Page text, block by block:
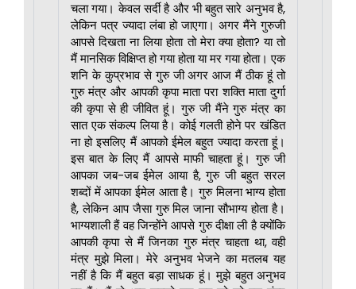
चला गया। केवल सर्दी है और भी बहुत सारे अनुभव है,
लेकिन पत्र ज्यादा लंबा हो जाएगा। अगर मैंने गुरुजी
आपसे दिखता ना लिया होता तो मेरा क्या होता? या तो
मैं मानसिक विक्षिप्त हो गया होता या मर गया होता। एक
शनि के कुप्रभाव से गुरु जी अगर आज मैं ठीक हूं तो
गुरु मंत्र और आपकी कृपा माता परा शक्ति माता दुर्गा
की कृपा से ही जीवित हूं। गुरु जी मैंने गुरु मंत्र का
सात एक संकल्प लिया है। कोई गलती होने पर खंडित
ना हो इसलिए मैं आपको ईमेल बहुत ज्यादा करता हूं।
इस बात के लिए मैं आपसे माफी चाहता हूं। गुरु जी
आपका जब-जब ईमेल आया है, गुरु जी बहुत सरल
शब्दों में आपका ईमेल आता है। गुरु मिलना भाग्य होता
है, लेकिन आप जैसा गुरु मिल जाना सौभाग्य होता है।
भाग्यशाली हैं वह जिन्होंने आपसे गुरु दीक्षा ली है क्योंकि
आपकी कृपा से मैं जिनका गुरु मंत्र चाहता था, वही
मंत्र मुझे मिला। मेरे अनुभव भेजने का मतलब यह
नहीं है कि मैं बहुत बड़ा साधक हूं। मुझे बहुत अनुभव